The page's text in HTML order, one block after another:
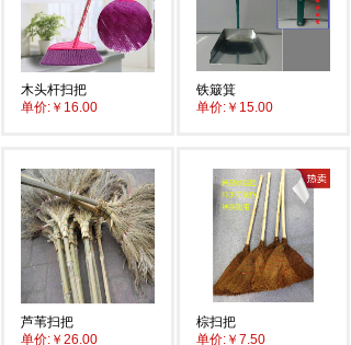
木头杆扫把
单价: ￥16.00
铁簸箕
单价: ￥15.00
芦苇扫把
单价: ￥26.00
棕扫把
单价: ￥7.50